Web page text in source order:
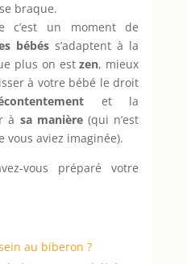
braque.
c’est un moment de
bébéss’adaptent à la
plus on estzen, mieux
à votre bébé le droit
et la
à sa manière(qui n’est
vous aviez imaginée).
vous préparé votre
au biberon ?